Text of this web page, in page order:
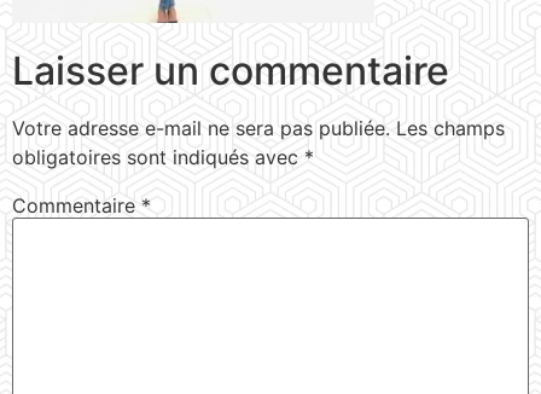
Laisser un commentaire
Votre adresse e-mail ne sera pas publiée. Les champs
obligatoires sont indiqués avec *
Commentaire *